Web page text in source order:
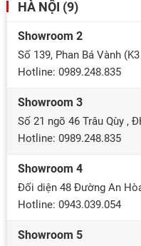
HÀ NỘI (9)
Showroom 2
Số 139, Phan Bá Vành
Hotline: 0989.248.835
Showroom 3
Số 21 ngõ 46 Trâu Qùy ,
Hotline: 0989.248.835
Showroom 4
Đối diện 48 Đường An
Hotline: 0943.039.054
Showroom 5